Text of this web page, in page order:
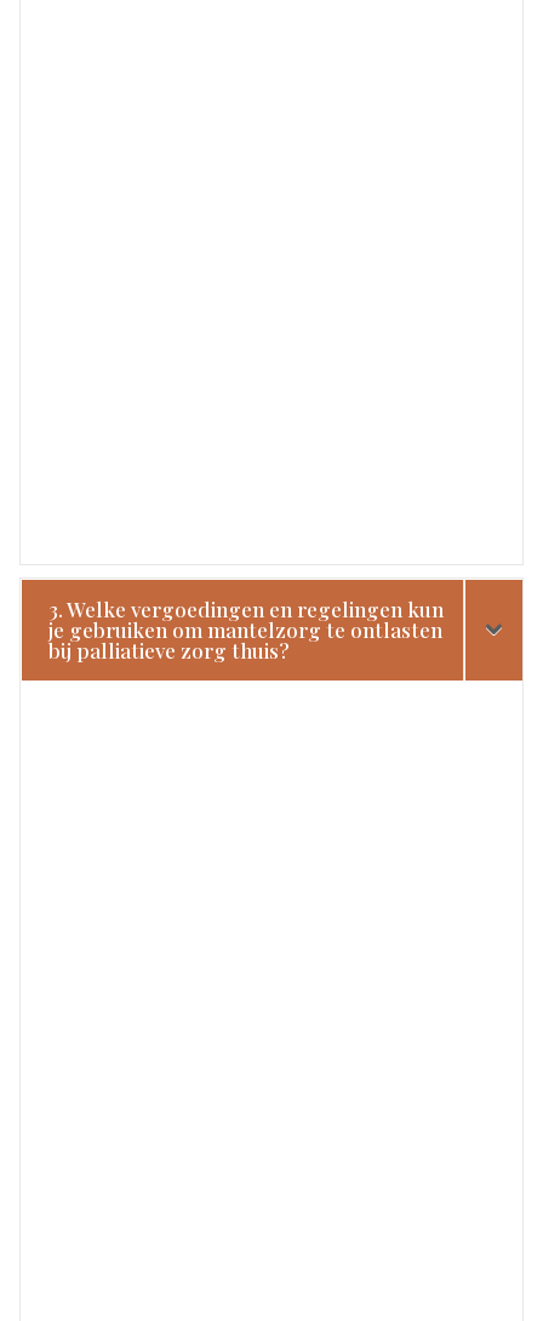
3. Welke vergoedingen en regelingen kun
je gebruiken om mantelzorg te ontlasten
bij palliatieve zorg thuis?